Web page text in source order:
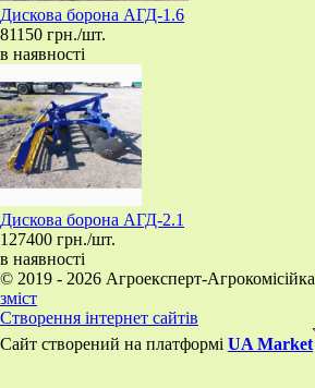
​Дискова борона АГД-1.6
81150 грн./шт.
в наявності
​Дискова борона АГД-2.1
127400 грн./шт.
в наявності
© 2019 - 2026 Агроексперт-Агрокомісійка
зміст
Створення інтернет сайтів
Сайт створений на платформі UA Market